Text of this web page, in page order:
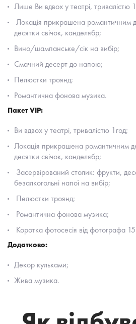
Лише Ви вдвох у театрі, тривалістю
Локація прикрашена романтичним
десятки свічок, канделябр;
Вино/шампанське/сік на вибір;
Смачний десерт до напою;
Пелюстки троянд;
Романтична фонова музика.
Пакет VIP:
Ви вдвох у театрі, тривалістю 1год;
Локація прикрашена романтичним
десятки свічок, канделябр;
Засервірований столик: фрукти,
безалкогольні напої на вибір;
Пелюстки троянд;
Романтична фонова музика;
Коротка фотосесія від фотографа
Додатково:
Декор кульками;
Жива музика.